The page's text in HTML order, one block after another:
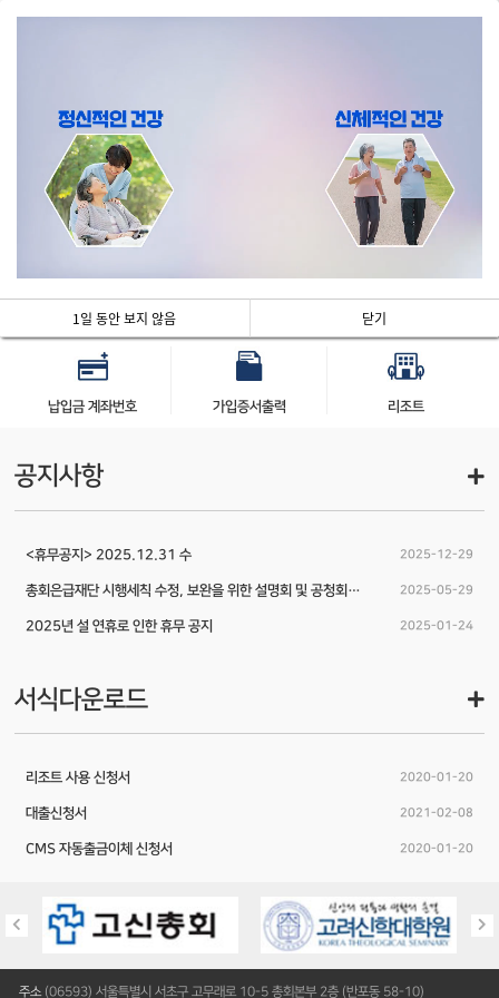
1일 동안 보지 않음 닫기
가입진행사항 조회
납입금 계좌번호 가입증서출력 리조트
공지사항
<휴무공지> 2025.12.31 수 2025-12-29
총회은급재단 시행세칙 수정, 보완을 위한 설명회 및 공청회 안내 2025-05-29
2025년 설 연휴로 인한 휴무 공지 2025-01-24
서식다운로드
리조트 사용 신청서 2020-01-20
대출신청서 2021-02-08
CMS 자동출금이체 신청서 2020-01-20
주소(06593) 서울특별시 서초구 고무래로 10-5 총회본부 2층 (반포동 58-10)